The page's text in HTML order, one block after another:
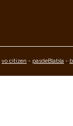
vo citizen - pasdeBlabla -